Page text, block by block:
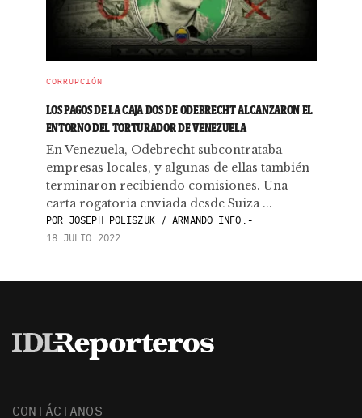
CORRUPCIÓN
LOS PAGOS DE LA CAJA DOS DE ODEBRECHT ALCANZARON EL
ENTORNO DEL TORTURADOR DE VENEZUELA
En Venezuela, Odebrecht subcontrataba
empresas locales, y algunas de ellas también
terminaron recibiendo comisiones. Una
carta rogatoria enviada desde Suiza ...
PORJOSEPH POLISZUK / ARMANDO INFO.-
18 JULIO 2022
CONTÁCTANOS